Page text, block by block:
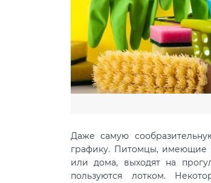
Даже самую
графику. Питомцы, имеющие
или дома, выходят на
пользуются лотком.